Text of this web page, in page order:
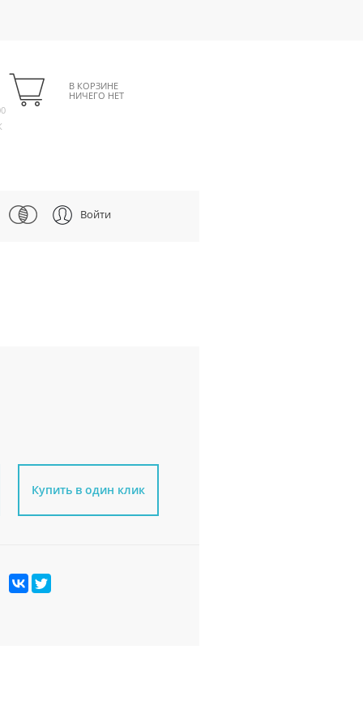
В КОРЗИНЕ
НИЧЕГО НЕТ
Войти
Купить в один клик